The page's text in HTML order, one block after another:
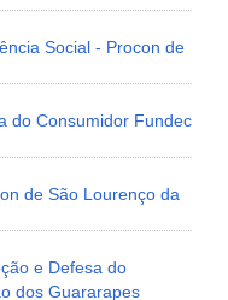
Social - Procon de
do Consumidor Fundec
de São Lourenço da
e Defesa do
dos Guararapes